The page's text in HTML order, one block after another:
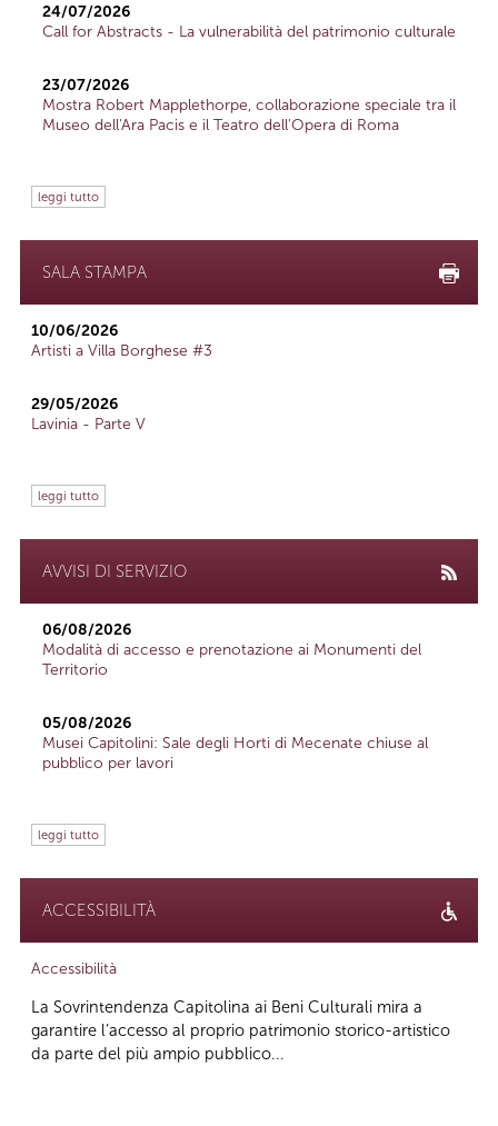
24/07/2026
Call for Abstracts - La vulnerabilità del patrimonio culturale
23/07/2026
Mostra Robert Mapplethorpe, collaborazione speciale tra il
Museo dell'Ara Pacis e il Teatro dell'Opera di Roma
leggi tutto
SALA STAMPA
10/06/2026
Artisti a Villa Borghese #3
29/05/2026
Lavinia - Parte V
leggi tutto
AVVISI DI SERVIZIO
06/08/2026
Modalità di accesso e prenotazione ai Monumenti del
Territorio
05/08/2026
Musei Capitolini: Sale degli Horti di Mecenate chiuse al
pubblico per lavori
leggi tutto
ACCESSIBILITÀ
Accessibilità
La Sovrintendenza Capitolina ai Beni Culturali mira a
garantire l’accesso al proprio patrimonio storico-artistico
da parte del più ampio pubblico...